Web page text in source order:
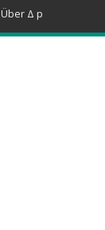
Über Δ p